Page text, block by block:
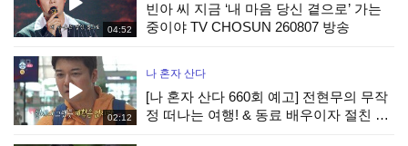
04:52
빈아 씨 지금 ‘내 마음 당신 곁으로’ 가는
중이야 TV CHOSUN 260807 방송
02:12
나 혼자 산다
[나 혼자 산다 660회 예고] 전현무의 무작
정 떠나는 여행! & 동료 배우이자 절친 현